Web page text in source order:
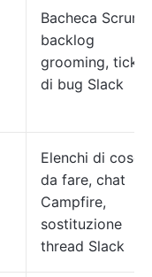
Bacheca Scrum,
backlog
grooming, ticket
di bug Slack
Elenchi di cose
da fare, chat
Campfire,
sostituzione
thread Slack